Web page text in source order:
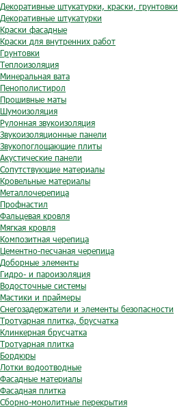
Декоративные штукатурки, краски, грунтовки
Декоративные штукатурки
Краски фасадные
Краски для внутренних работ
Грунтовки
Теплоизоляция
Минеральная вата
Пенополистирол
Прошивные маты
Шумоизоляция
Рулонная звукоизоляция
Звукоизоляционные панели
Звукопоглощающие плиты
Акустические панели
Сопутствующие материалы
Кровельные материалы
Металлочерепица
Профнастил
Фальцевая кровля
Мягкая кровля
Композитная черепица
Цементно-песчаная черепица
Доборные элементы
Гидро- и пароизоляция
Водосточные системы
Мастики и праймеры
Снегозадержатели и элементы безопасности
Тротуарная плитка, брусчатка
Клинкерная брусчатка
Тротуарная плитка
Бордюры
Лотки водоотводные
Фасадные материалы
Фасадная плитка
Сборно-монолитные перекрытия